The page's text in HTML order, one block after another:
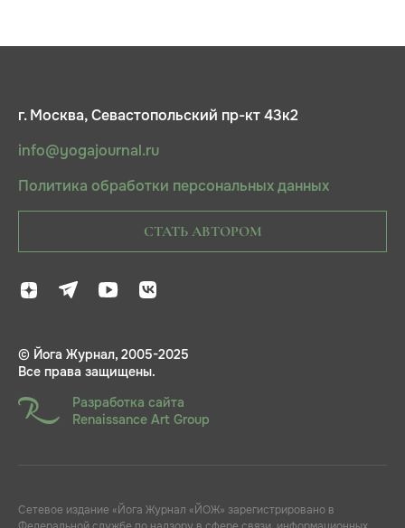
г. Москва, Севастопольский пр-кт 43к2
info@yogajournal.ru
Политика обработки персональных данных
СТАТЬ АВТОРОМ
© Йога Журнал, 2005-2025
Все права защищены.
Разработка сайта
Renaissance Art Group
Сетевое издание «Йога Журнал «ЙОЖ» зарегистрировано в